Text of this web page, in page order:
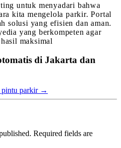
untuk menyadari bahwa
kita mengelola parkir. Portal
solusi yang efisien dan aman.
yang berkompeten agar
maksimal
di Jakarta dan
pintu parkir →
Required fields are